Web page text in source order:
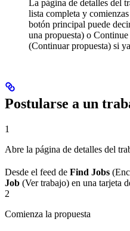
La página de detalles del
lista completa y
botón principal puede
una propuesta) o
(Continuar propuesta) si
Postularse a un
1
Abre la página de detalles del
Desde el feed de Find Jobs
Job (Ver trabajo) en una tarjeta
2
Comienza la propuesta